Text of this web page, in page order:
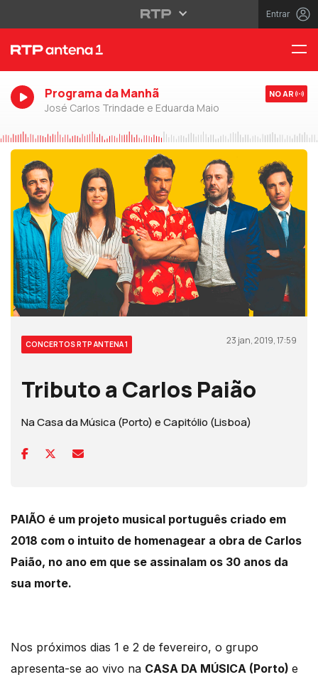
Entrar
Programa da Manhã
José Carlos Trindade e Eduarda Maio
NO AR
CONCERTOS RTP ANTENA 1 23 jan, 2019, 17:59
Tributo a Carlos Paião
Na Casa da Música (Porto) e Capitólio (Lisboa)
PAIÃO é um projeto musical português criado em
2018 com o intuito de homenagear a obra de Carlos
Paião, no ano em que se assinalam os 30 anos da
sua morte.
Nos próximos dias 1 e 2 de fevereiro, o grupo
apresenta-se ao vivo na CASA DA MÚSICA (Porto) e